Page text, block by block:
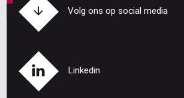
Volg ons op social media
Linkedin